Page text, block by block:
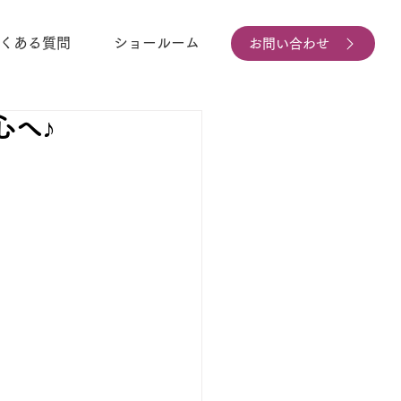
ある質問 ショールーム お問い合わせ
へ♪